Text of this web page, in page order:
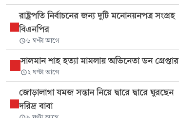
রাষ্ট্রপতি নির্বাচনের জন্য দুটি মনোনয়নপত্র সংগ্রহ
বিএনপির
৬ ঘণ্টা আগে
সালমান শাহ হত্যা মামলায় অভিনেতা ডন গ্রেপ্তার
২ ঘণ্টা আগে
জোড়ালাগা যমজ সন্তান নিয়ে দ্বারে দ্বারে ঘুরছেন
দরিদ্র বাবা